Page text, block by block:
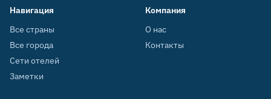
Навигация
Все страны
Все города
Сети отелей
Заметки
Компания
О нас
Контакты